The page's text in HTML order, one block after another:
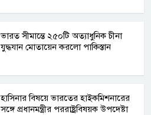
ভারত সীমান্তে ২৫০টি অত্যাধুনিক চীনা
যুদ্ধযান মোতায়েন করলো পাকিস্তান
হাসিনার বিষয়ে ভারতের হাইকমিশনারের
সঙ্গে প্রধানমন্ত্রীর পররাষ্ট্রবিষয়ক উপদেষ্টা